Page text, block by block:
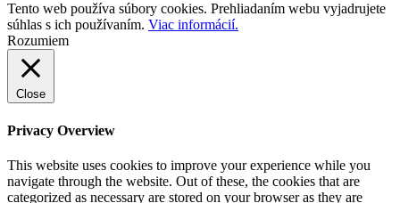
Tento web používa súbory cookies. Prehliadaním webu vyjadrujete
súhlas s ich používaním. Viac informácií.
Rozumiem
Close
Privacy Overview
This website uses cookies to improve your experience while you
navigate through the website. Out of these, the cookies that are
categorized as necessary are stored on your browser as they are